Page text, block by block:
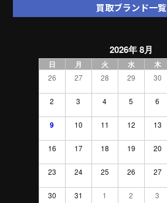
買取ブランド一覧
2026年 8月
日 月 火 水 木
26 27 28 29 30
2 3 4 5 6
9 10 11 12 13
16 17 18 19 20
23 24 25 26 27
30 31 1 2 3